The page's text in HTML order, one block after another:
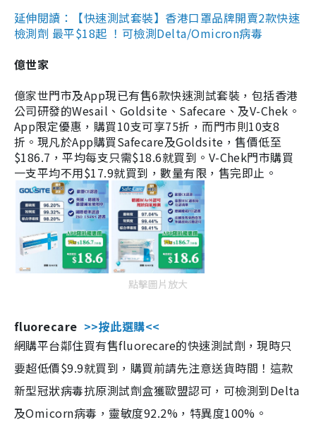
延伸閱讀：【快速測試套裝】香港口罩品牌開賣2款快速
檢測劑 最平$18起 ！可檢測Delta/Omicron病毒
億世家
億家世門市及App現已有售6款快速測試套裝，包括香港
公司研發的Wesail、Goldsite、Safecare、及V-Chek。
App限定優惠，購買10支可享75折，而門市則10支8
折。現凡於App購買Safecare及Goldsite，售價低至
$186.7，平均每支只需$18.6就買到。V-Chek門市購買
一支平均不用$17.9就買到，數量有限，售完即止。
點擊圖片放大
fluorecare >>按此選購<<
網購平台鄰住買有售fluorecare的快速測試劑，現時只
要超低價$9.9就買到，購買前請先注意送貨時間！這款
新型冠狀病毒抗原測試劑盒獲歐盟認可，可檢測到Delta
及Omicorn病毒，靈敏度92.2%，特異度100%。